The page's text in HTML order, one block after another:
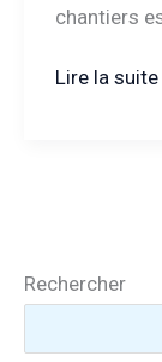
chantiers
Formation
réussir
premiers
Lire la suite
Rechercher